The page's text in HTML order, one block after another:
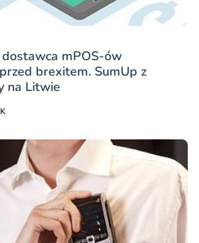
mPOS-ów
brexitem. SumUp z
na Litwie